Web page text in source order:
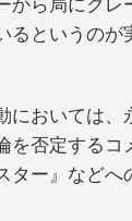
から局にクレ
るというのが
おいては、
を否定するコ
ター』などへ